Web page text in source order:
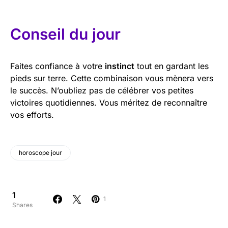
Conseil du jour
Faites confiance à votre instinct tout en gardant les
pieds sur terre. Cette combinaison vous mènera vers
le succès. N’oubliez pas de célébrer vos petites
victoires quotidiennes. Vous méritez de reconnaître
vos efforts.
horoscope jour
1
Shares
1